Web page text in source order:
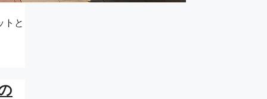
トと